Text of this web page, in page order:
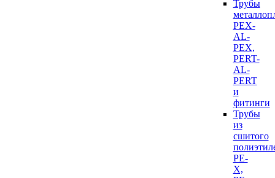
Трубы
PEX-
AL-
PEX,
PERT-
AL-
PERT
и
фитинги
Трубы
из
сшитого
PE-
X,